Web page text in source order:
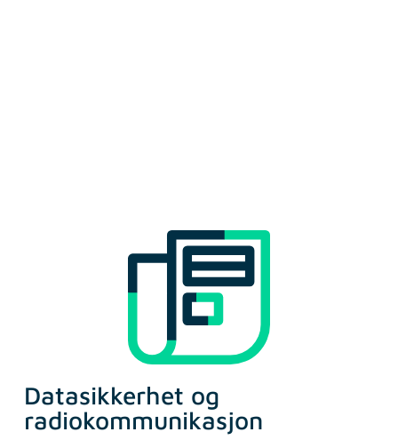
Datasikkerhet og
radiokommunikasjon